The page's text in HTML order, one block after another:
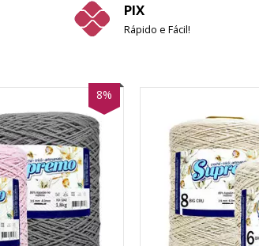
PIX
Rápido e Fácil!
8%